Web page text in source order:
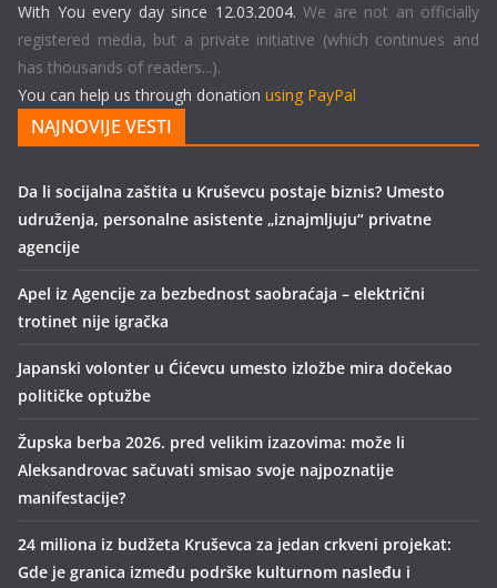
With You every day since 12.03.2004. We are not an officially
registered media, but a private initiative (which continues and
has thousands of readers...).
You can help us through donation using PayPal
NAJNOVIJE VESTI
Da li socijalna zaštita u Kruševcu postaje biznis? Umesto
udruženja, personalne asistente „iznajmljuju“ privatne
agencije
Apel iz Agencije za bezbednost saobraćaja – električni
trotinet nije igračka
Japanski volonter u Ćićevcu umesto izložbe mira dočekao
političke optužbe
Župska berba 2026. pred velikim izazovima: može li
Aleksandrovac sačuvati smisao svoje najpoznatije
manifestacije?
24 miliona iz budžeta Kruševca za jedan crkveni projekat:
Gde je granica između podrške kulturnom nasleđu i